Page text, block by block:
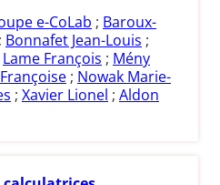
e-CoLab ; Baroux-
; Bonnafet Jean-Louis ;
Lame François ; Mény
; Nowak Marie-
; Xavier Lionel ; Aldon